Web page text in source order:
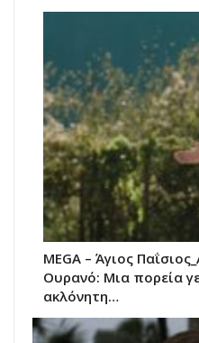
MEGA – Άγιος
Ουρανό: Μια πορεία
ακλόνητη…